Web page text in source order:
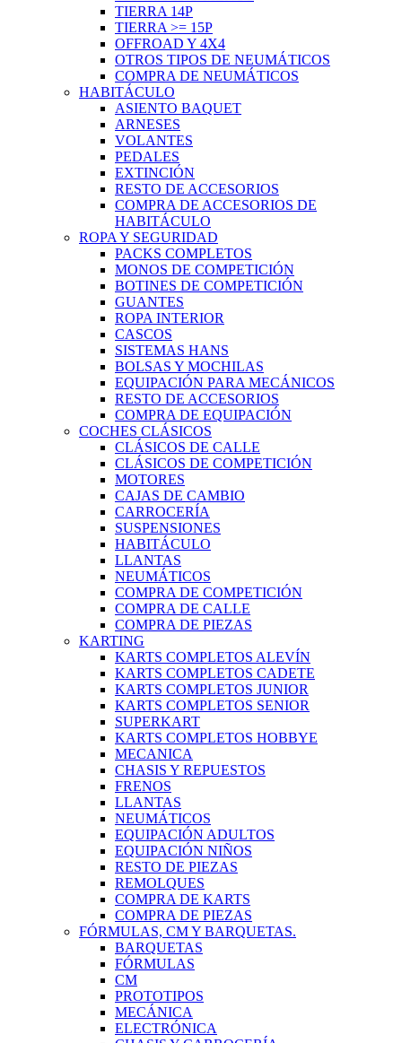
TIERRA 14P
TIERRA >= 15P
OFFROAD Y 4X4
OTROS TIPOS DE NEUMÁTICOS
COMPRA DE NEUMÁTICOS
HABITÁCULO
ASIENTO BAQUET
ARNESES
VOLANTES
PEDALES
EXTINCIÓN
RESTO DE ACCESORIOS
COMPRA DE ACCESORIOS DE
HABITÁCULO
ROPA Y SEGURIDAD
PACKS COMPLETOS
MONOS DE COMPETICIÓN
BOTINES DE COMPETICIÓN
GUANTES
ROPA INTERIOR
CASCOS
SISTEMAS HANS
BOLSAS Y MOCHILAS
EQUIPACIÓN PARA MECÁNICOS
RESTO DE ACCESORIOS
COMPRA DE EQUIPACIÓN
COCHES CLÁSICOS
CLÁSICOS DE CALLE
CLÁSICOS DE COMPETICIÓN
MOTORES
CAJAS DE CAMBIO
CARROCERÍA
SUSPENSIONES
HABITÁCULO
LLANTAS
NEUMÁTICOS
COMPRA DE COMPETICIÓN
COMPRA DE CALLE
COMPRA DE PIEZAS
KARTING
KARTS COMPLETOS ALEVÍN
KARTS COMPLETOS CADETE
KARTS COMPLETOS JUNIOR
KARTS COMPLETOS SENIOR
SUPERKART
KARTS COMPLETOS HOBBYE
MECANICA
CHASIS Y REPUESTOS
FRENOS
LLANTAS
NEUMÁTICOS
EQUIPACIÓN ADULTOS
EQUIPACIÓN NIÑOS
RESTO DE PIEZAS
REMOLQUES
COMPRA DE KARTS
COMPRA DE PIEZAS
FÓRMULAS, CM Y BARQUETAS.
BARQUETAS
FÓRMULAS
CM
PROTOTIPOS
MECÁNICA
ELECTRÓNICA